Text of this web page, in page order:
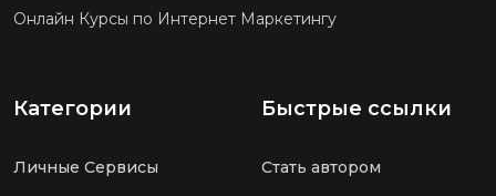
Онлайн Курсы по Интернет Маркетингу
Категории
Личные Сервисы
Быстрые ссылки
Стать автором